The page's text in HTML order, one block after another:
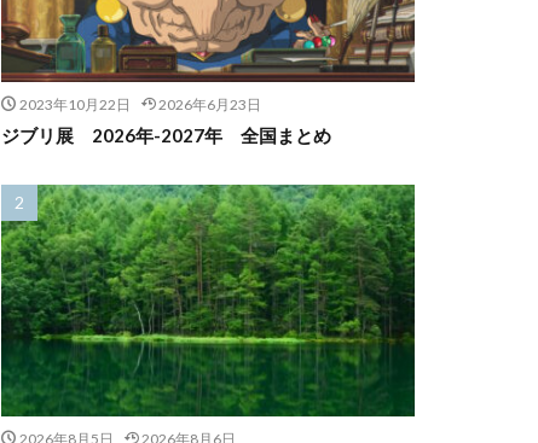
2023年10月22日 2026年6月23日
ジブリ展 2026年-2027年 全国まとめ
2026年8月5日 2026年8月6日